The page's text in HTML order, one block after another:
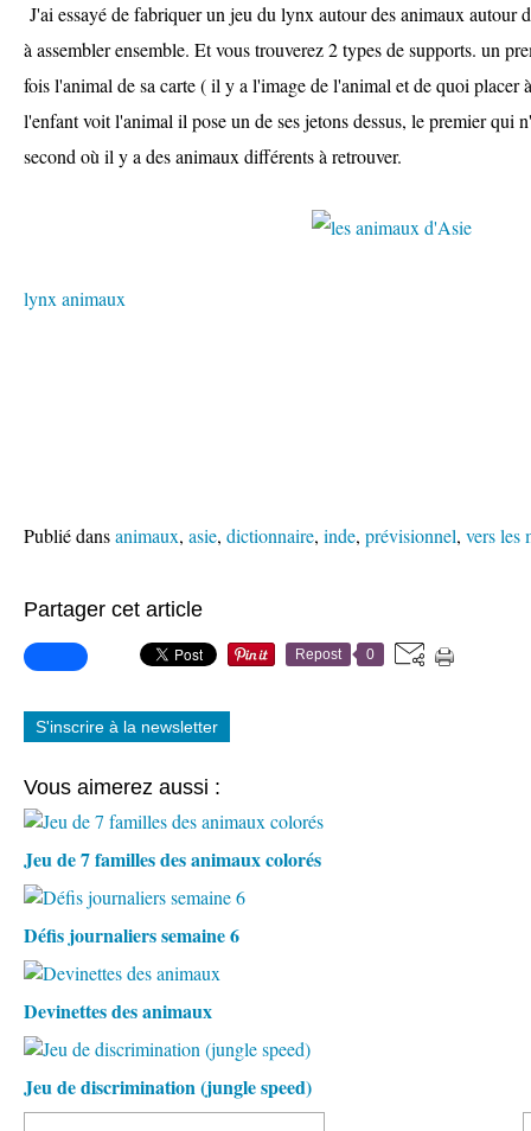
J'ai essayé de fabriquer un jeu du lynx autour des animaux autour
à assembler ensemble. Et vous trouverez 2 types de supports. un
fois l'animal de sa carte ( il y a l'image de l'animal et de quoi placer
l'enfant voit l'animal il pose un de ses jetons dessus, le premier qui
second où il y a des animaux différents à retrouver.
lynx animaux
Publié dansanimaux, asie, dictionnaire, inde, prévisionnel, vers les
Partager cet article
Repost 0
S'inscrire à la newsletter
Vous aimerez aussi :
Jeu de 7 familles des animaux colorés
Défis journaliers semaine 6
Devinettes des animaux
Jeu de discrimination (jungle speed)